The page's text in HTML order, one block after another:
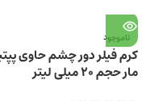
ناموجود
کرم فیلر دور چشم حاوی
مار حجم ۲۰ میلی لیتر